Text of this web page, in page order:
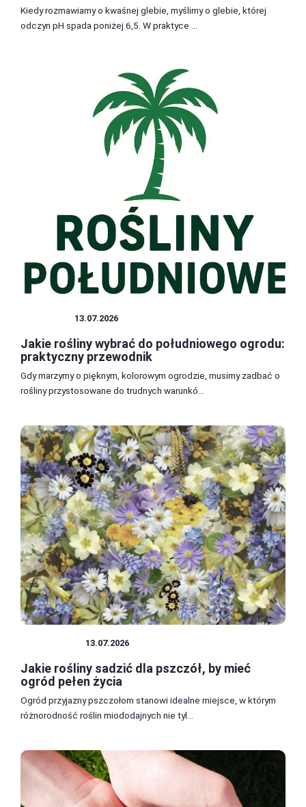
Kiedy rozmawiamy o kwaśnej glebie, myślimy o glebie, której
odczyn pH spada poniżej 6,5. W praktyce ...
13.07.2026
Jakie rośliny wybrać do południowego ogrodu:
praktyczny przewodnik
Gdy marzymy o pięknym, kolorowym ogrodzie, musimy zadbać o
rośliny przystosowane do trudnych warunkó...
13.07.2026
Jakie rośliny sadzić dla pszczół, by mieć
ogród pełen życia
Ogród przyjazny pszczołom stanowi idealne miejsce, w którym
różnorodność roślin miododajnych nie tyl...